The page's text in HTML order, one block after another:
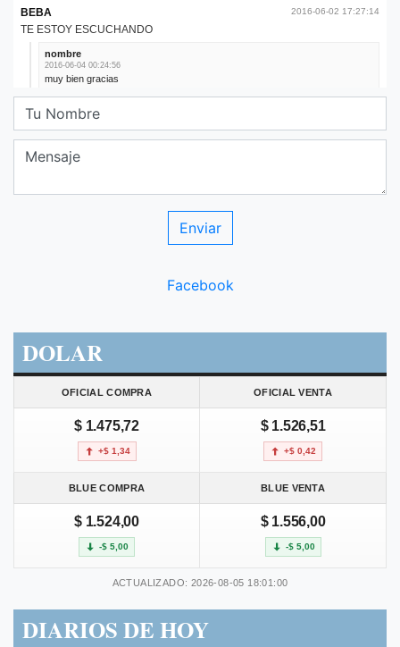
Facebook
DOLAR
OFICIAL COMPRA OFICIAL VENTA
$ 1.475,72
+$ 1,34
$ 1.526,51
+$ 0,42
BLUE COMPRA BLUE VENTA
$ 1.524,00
-$ 5,00
$ 1.556,00
-$ 5,00
ACTUALIZADO: 2026-08-05 18:01:00
DIARIOS DE HOY